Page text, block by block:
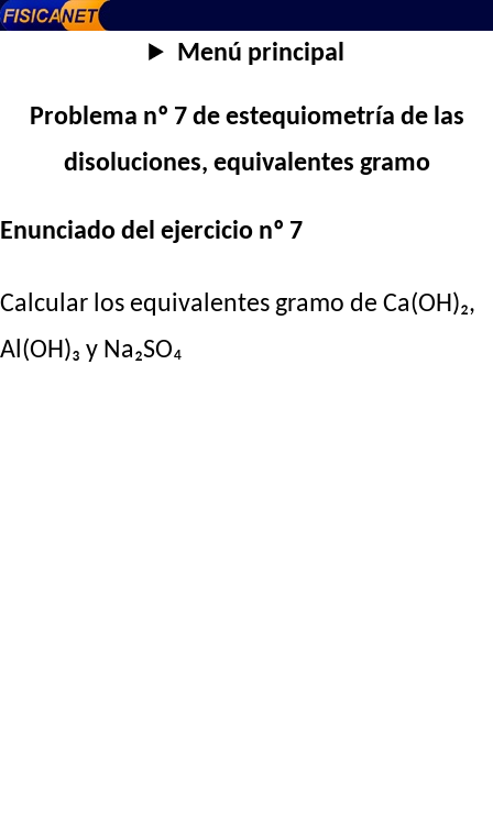
Menú principal
Problema nº 7 de estequiometría de las
disoluciones, equivalentes gramo
Enunciado del ejercicio nº 7
Calcular los equivalentes gramo de Ca(OH)₂,
Al(OH)₃ y Na₂SO₄